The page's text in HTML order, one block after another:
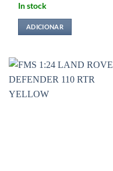
In stock
ADICIONAR